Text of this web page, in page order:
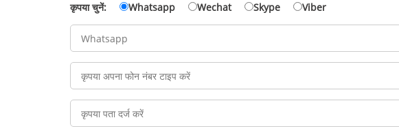
कृपया चुनें: Whatsapp Wechat Skype Viber